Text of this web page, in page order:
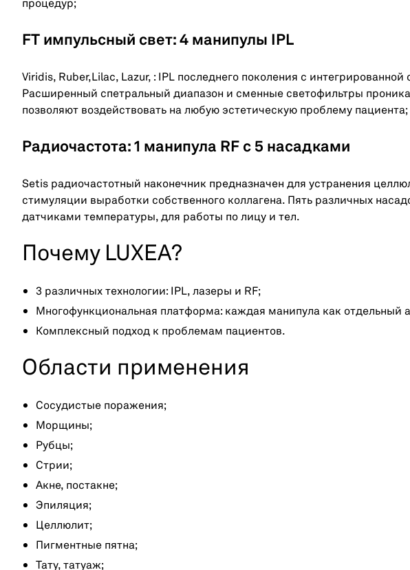
процедур;
FT импульсный свет: 4 манипулы IPL
Viridis, Ruber,Lilac, Lazur, : IPL последнего поколения с
Расширенный спетральный диапазон и сменные светофильтры
позволяют воздействовать на любую эстетическую проблему пациента;
Радиочастота: 1 манипула RF с 5 насадками
Setis радиочастотный наконечник предназначен для устранения
стимуляции выработки собственного коллагена. Пять различных
датчиками температуры, для работы по лицу и тел.
Почему LUXEA?
3 различных технологии: IPL, лазеры и RF;
Многофункциональная платформа: каждая манипула как отдельный
Комплексный подход к проблемам пациентов.
Области применения
Сосудистые поражения;
Морщины;
Рубцы;
Стрии;
Акне, постакне;
Эпиляция;
Целлюлит;
Пигментные пятна;
Тату, татуаж;